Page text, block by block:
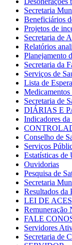
Secretaria
Beneficiários
Projetos de
Secretaria de
Relatórios
Planejamento
Secretaria da
Serviços de
Lista de
Medicamentos
Secretaria de
DIÁRIAS E
Indicadores da
Conselho de
Serviços
Estatísticas de
Ouvidorias
Pesquisa de
Secretaria
Resultados da
LEI DE
Remuneração
FALE
Servidores
Secretaria de